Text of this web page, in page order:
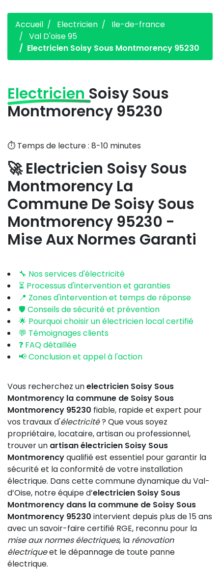
Accueil Electricien
Ile-de-france
Val D'oise 95
Electricien Soisy Sous Montmorency 95230
Electricien Soisy Sous
Montmorency 95230
⏱️ Temps de lecture : 8-10 minutes
🚀 Electricien Soisy Sous
Montmorency La
Commune De Soisy Sous
Montmorency 95230 -
Mise Aux Normes Garanti
🔧 Nos services d'électricité
⏳ Processus d'intervention et garanties
📍 Zones d'intervention et temps de réponse
🛡️ Conseils de sécurité et prévention
🌟 Pourquoi choisir un électricien local certifié
💬 Témoignages clients
❓ FAQ détaillée
📢 Conclusion et appel à l'action
Vous recherchez unelectricien Soisy Sous
Montmorency la commune de Soisy Sous
Montmorency 95230 fiable, rapide et expert pour
vos travaux d'électricité? Que vous soyez
propriétaire, locataire, artisan ou professionnel,
trouver un artisan électricien Soisy Sous
Montmorencyqualifié est essentiel pour garantir la
sécurité et la conformité de votre installation
électrique. Dans cette commune dynamique du Val-
d’Oise, notre équipe d’electricien Soisy Sous
Montmorency dans la commune de Soisy Sous
Montmorency 95230 intervient depuis plus de 15 ans
avec un savoir-faire certifié RGE, reconnu pour la
mise aux normes électriques, la rénovation
électriqueet le dépannage de toute panne
électrique.